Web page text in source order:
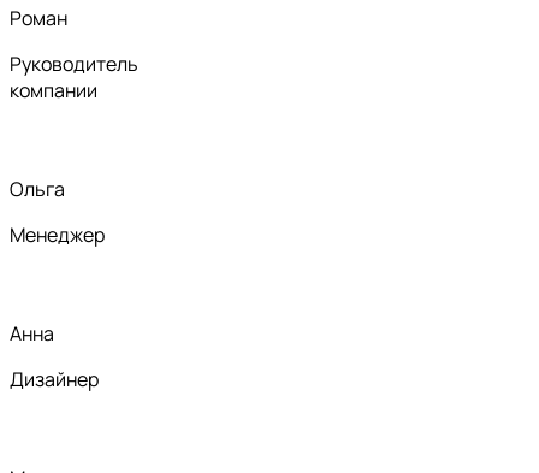
Роман
Руководитель
компании
Ольга
Менеджер
Анна
Дизайнер